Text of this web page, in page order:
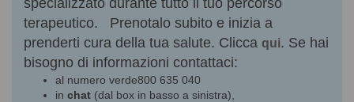
terapeutico. Prenotalo subito e inizia a
prenderti cura della tua salute. Clicca qui. Se hai
bisogno di informazioni contattaci:
al numero verde800 635 040
in chat (dal box in basso a sinistra),